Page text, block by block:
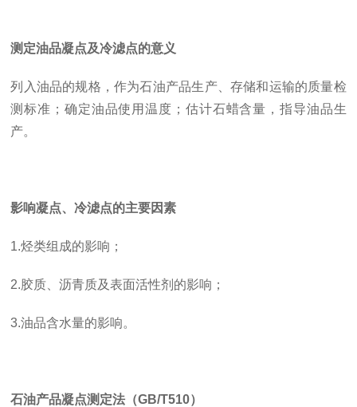
测定油品凝点及冷滤点的意义
列入油品的规格，作为石油产品生产、存储和运输的质量检
测标准；确定油品使用温度；估计石蜡含量，指导油品生
产。
影响凝点、冷滤点的主要因素
1.烃类组成的影响；
2.胶质、沥青质及表面活性剂的影响；
3.油品含水量的影响。
石油产品凝点测定法（GB/T510）